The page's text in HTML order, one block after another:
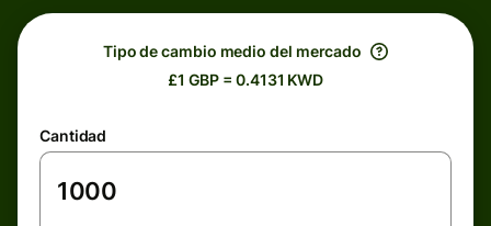
Tipo de cambio medio del mercado
£1 GBP = 0.4131 KWD
Cantidad